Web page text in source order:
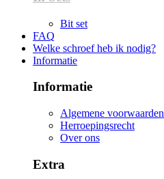
Bit set
FAQ
Welke schroef heb ik nodig?
Informatie
Informatie
Algemene voorwaarden
Herroepingsrecht
Over ons
Extra